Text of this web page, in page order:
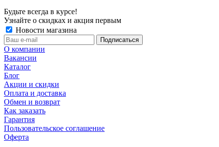
Будьте всегда в курсе!
Узнайте о скидках и акция первым
Новости магазина
О компании
Вакансии
Каталог
Блог
Акции и скидки
Оплата и доставка
Обмен и возврат
Как заказать
Гарантия
Пользовательское соглашение
Оферта